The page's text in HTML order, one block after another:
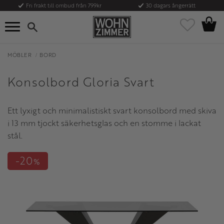
Meny
Fri frakt till ombud från 799kr 30 dagars ångerrätt
Favoriter
MÖBLER BORD
Konsolbord Gloria Svart
Ett lyxigt och minimalistiskt svart konsolbord med skiva
i 13 mm tjockt säkerhetsglas och en stomme i lackat
stål.
20%